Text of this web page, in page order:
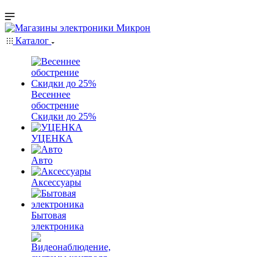
Каталог
Весеннее
обострение
Скидки до 25%
УЦЕНКА
Авто
Аксессуары
Бытовая
электроника